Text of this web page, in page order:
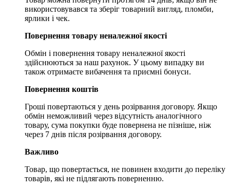
використовувався та зберіг товарний вигляд, пломби,
ярлики і чек.
Повернення товару неналежної якості
Обмін і повернення товару неналежної якості
здійснюються за наш рахунок. У цьому випадку ви
також отримаєте вибачення та приємні бонуси.
Повернення коштів
Гроші повертаються у день розірвання договору. Якщо
обмін неможливий через відсутність аналогічного
товару, сума покупки буде повернена не пізніше, ніж
через 7 днів після розірвання договору.
Важливо
Товар, що повертається, не повинен входити до переліку
товарів, які не підлягають поверненню.